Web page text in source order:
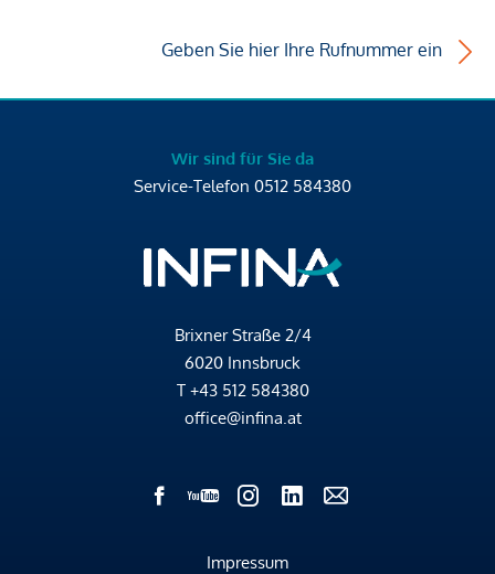
Geben Sie hier Ihre Rufnummer ein
Wir sind für Sie da
Service-Telefon 0512 584380
Brixner Straße 2/4
6020 Innsbruck
T +43 512 584380
office@infina.at
Impressum